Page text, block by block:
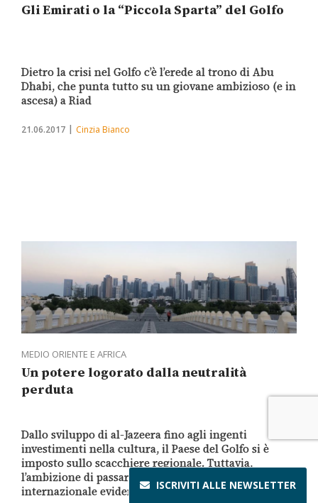
ISCRIVITI ALLE NEWSLETTER
Gli Emirati o la “Piccola Sparta” del Golfo
Dietro la crisi nel Golfo c’è l’erede al trono di Abu
Dhabi, che punta tutto su un giovane ambizioso (e in
ascesa) a Riad
21.06.2017 Cinzia Bianco
MEDIO ORIENTE E AFRICA
Un potere logorato dalla neutralità
perduta
Dallo sviluppo di al-Jazeera fino agli ingenti
investimenti nella cultura, il Paese del Golfo si è
imposto sullo scacchiere regionale. Tuttavia,
l’ambizione di passare da mediatore a decisore
internazionale evidenzia limiti e contraddizioni